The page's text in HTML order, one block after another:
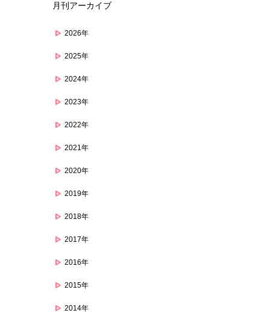
月刊アーカイブ
2026年
2025年
2024年
2023年
2022年
2021年
2020年
2019年
2018年
2017年
2016年
2015年
2014年